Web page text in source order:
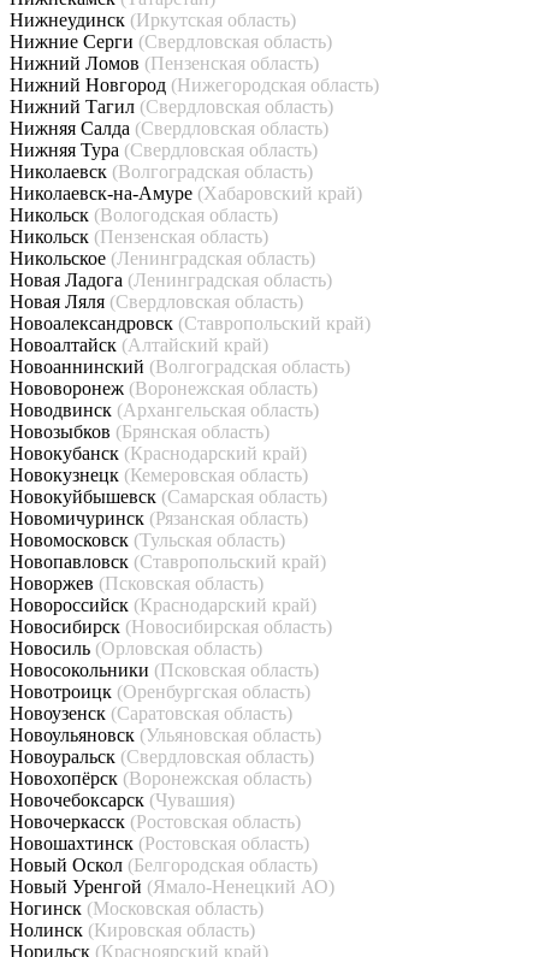
Нижнеудинск (Иркутская область)
Нижние Серги (Свердловская область)
Нижний Ломов (Пензенская область)
Нижний Новгород (Нижегородская область)
Нижний Тагил (Свердловская область)
Нижняя Салда (Свердловская область)
Нижняя Тура (Свердловская область)
Николаевск (Волгоградская область)
Николаевск-на-Амуре (Хабаровский край)
Никольск (Вологодская область)
Никольск (Пензенская область)
Никольское (Ленинградская область)
Новая Ладога (Ленинградская область)
Новая Ляля (Свердловская область)
Новоалександровск (Ставропольский край)
Новоалтайск (Алтайский край)
Новоаннинский (Волгоградская область)
Нововоронеж (Воронежская область)
Новодвинск (Архангельская область)
Новозыбков (Брянская область)
Новокубанск (Краснодарский край)
Новокузнецк (Кемеровская область)
Новокуйбышевск (Самарская область)
Новомичуринск (Рязанская область)
Новомосковск (Тульская область)
Новопавловск (Ставропольский край)
Новоржев (Псковская область)
Новороссийск (Краснодарский край)
Новосибирск (Новосибирская область)
Новосиль (Орловская область)
Новосокольники (Псковская область)
Новотроицк (Оренбургская область)
Новоузенск (Саратовская область)
Новоульяновск (Ульяновская область)
Новоуральск (Свердловская область)
Новохопёрск (Воронежская область)
Новочебоксарск (Чувашия)
Новочеркасск (Ростовская область)
Новошахтинск (Ростовская область)
Новый Оскол (Белгородская область)
Новый Уренгой (Ямало-Ненецкий АО)
Ногинск (Московская область)
Нолинск (Кировская область)
Норильск (Красноярский край)